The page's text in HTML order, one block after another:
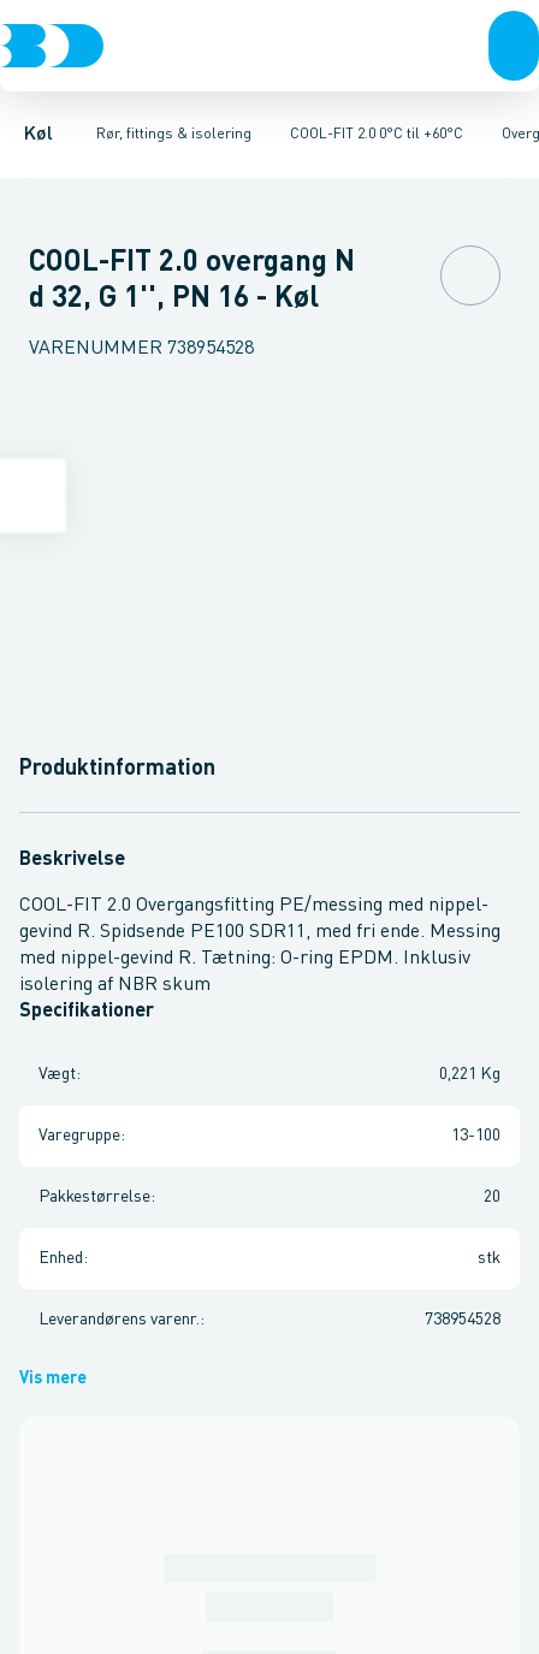
Køl Rør, fittings & isolering
KompressorerKondenseringsaggregaterFordampere
COOL-FIT 2.0 0°C til +60°C
Kølekobberrør, fittings & tilbehørCOOL-FIT 2.0 0°C til +60°C
Rør 2.0 Vinkler 90gr. 2.0Vinkler 45gr. 2.0 T-stykker 2.0 Unioner
COOL-FIT 2.0 overgang N
d 32, G 1'', PN 16 - Køl
VARENUMMER 738954528
Produktinformation
Beskrivelse
COOL-FIT 2.0 Overgangsfitting PE/messing med nippel-
gevind R. Spidsende PE100 SDR11, med fri ende. Messing
med nippel-gevind R. Tætning: O-ring EPDM. Inklusiv
isolering af NBR skum
Specifikationer
Vægt: 0,221 Kg
Varegruppe: 13-100
Pakkestørrelse: 20
Enhed : stk
Leverandørens varenr. : 738954528
Vis mere